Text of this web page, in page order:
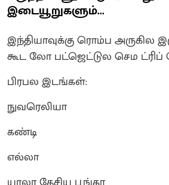
இடையூறுகளும்...
இந்தியாவுக்கு ரொம்ப அருகில
கூட லோ பட்ஜெட்டுல செம ட்ரிப்
பிரபல இடங்கள்:
நுவரெலியா
கண்டி
எல்லா